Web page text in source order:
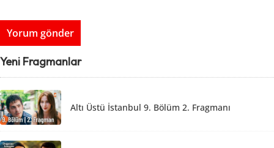
Yeni Fragmanlar
Altı Üstü İstanbul 9. Bölüm 2. Fragmanı